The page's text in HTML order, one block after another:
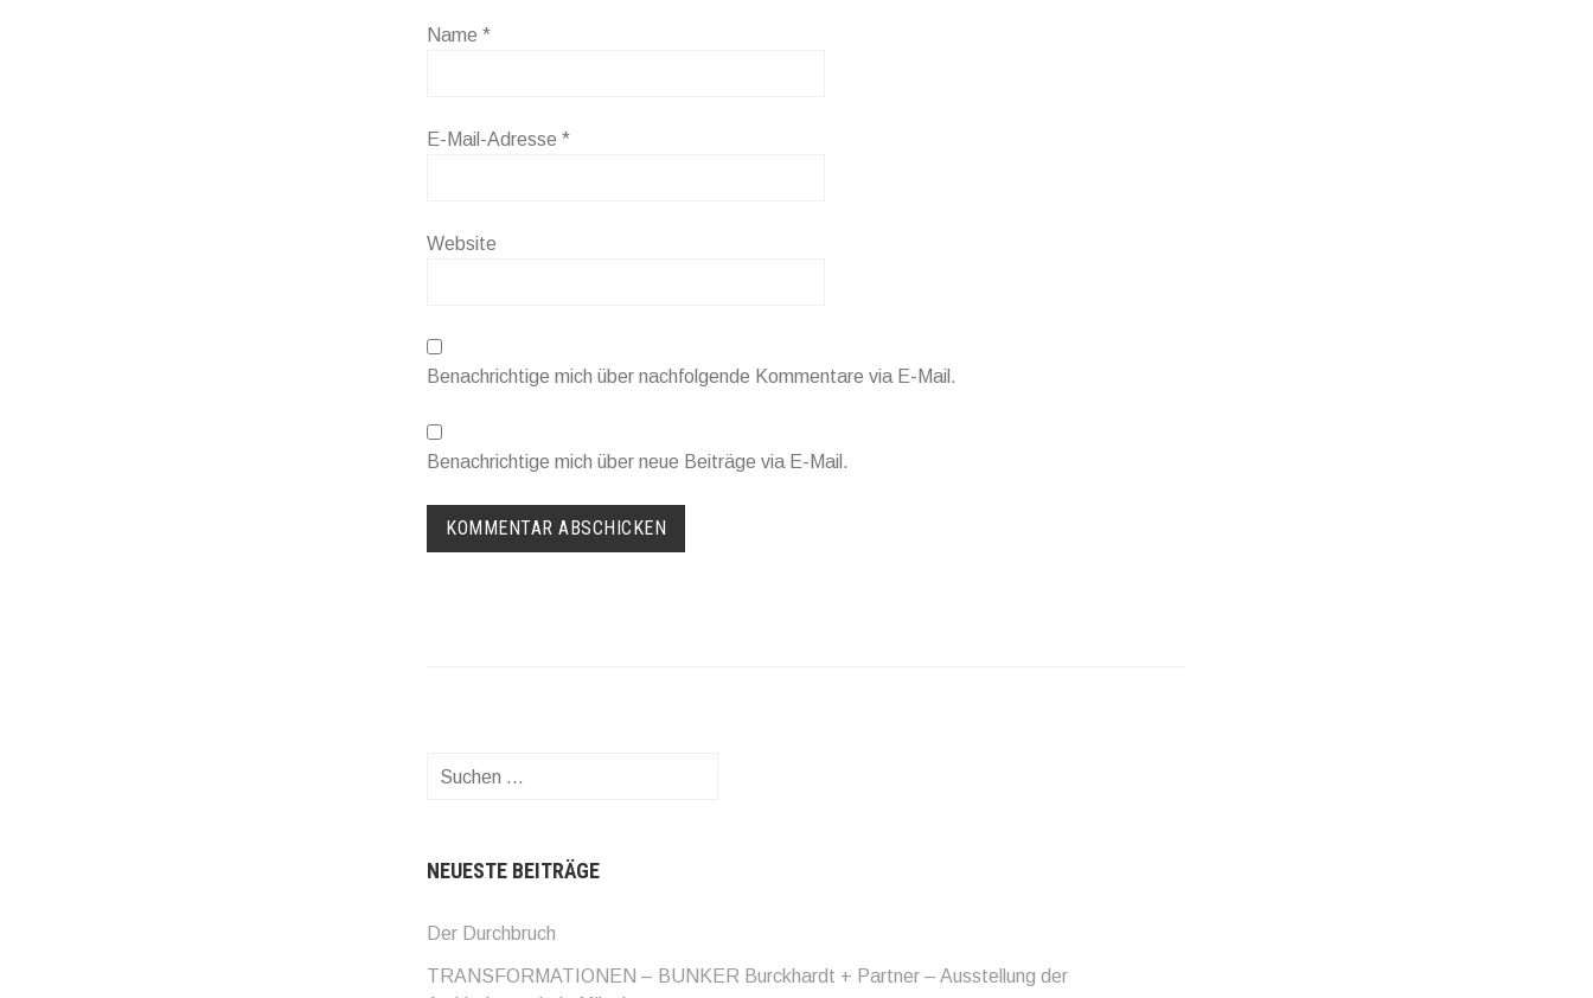
Name *
E-Mail-Adresse *
Website
Benachrichtige mich über nachfolgende Kommentare via E-Mail.
Benachrichtige mich über neue Beiträge via E-Mail.
Suchen
NEUESTE BEITRÄGE
Der Durchbruch
TRANSFORMATIONEN – BUNKER Burckhardt + Partner – Ausstellung der